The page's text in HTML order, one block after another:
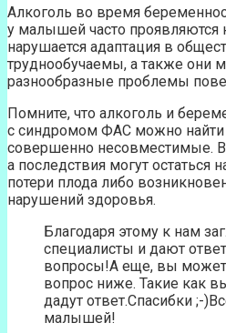
Алкоголь во время
у малышей часто проявляются
нарушается адаптация в
труднообучаемы, а также они
разнообразные проблемы
Помните, что алкоголь и
с синдромом ФАС можно найти
совершенно несовместимые.
а последствия могут остаться
потери плода либо
нарушений здоровья.
Благодаря этому к нам
специалисты и дают
вопросы!А еще, вы
вопрос ниже. Такие как
дадут ответ.Спасибки ;-
малышей!